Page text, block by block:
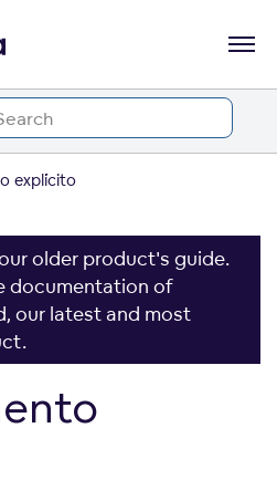
explícito
older product's guide.
documentation of
our latest and most